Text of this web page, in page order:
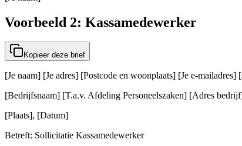
Voorbeeld 2: Kassamedewerker
Kopieer deze brief
[Je naam] [Je adres] [Postcode en woonplaats] [Je e-mailadres]
[Bedrijfsnaam] [T.a.v. Afdeling Personeelszaken] [Adres
[Plaats], [Datum]
Betreft: Sollicitatie Kassamedewerker